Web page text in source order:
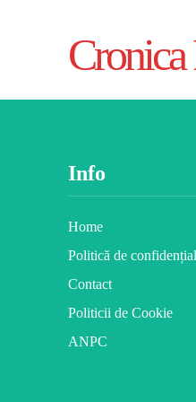
Info
Home
Politică de
Contact
Politicii de Cookie
ANPC